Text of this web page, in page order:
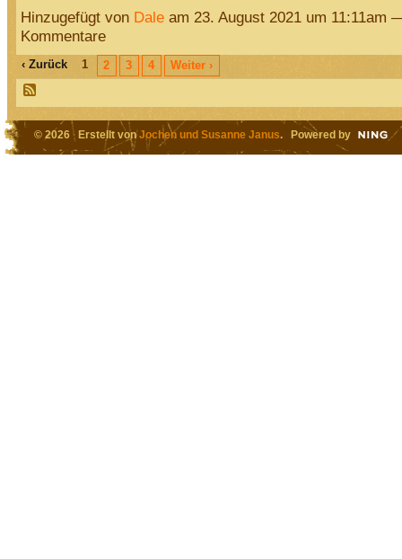
Hinzugefügt von Daleam 23. August 2021 um 11:11am
Kommentare
‹ Zurück 1 2 3 4 Weiter ›
© 2026 Erstellt vonJochen und Susanne Janus. Powered by